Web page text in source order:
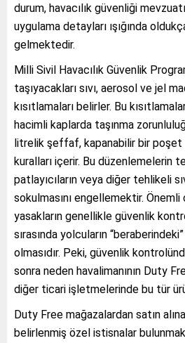
durum, havacılık güvenliği
uygulama detayları ışığında
gelmektedir.
Milli Sivil Havacılık Güvenlik
taşıyacakları sıvı, aerosol ve jel
kısıtlamaları belirler. Bu
hacimli kaplarda taşınma
litrelik şeffaf, kapanabilir bir poşet
kuralları içerir. Bu düzenlemelerin
patlayıcıların veya diğer tehlikeli
sokulmasını engellemektir.
yasakların genellikle güvenlik
sırasında yolcuların
olmasıdır. Peki, güvenlik
sonra neden havalimanının Duty
diğer ticari işletmelerinde bu tür
Duty Free mağazalardan satın
belirlenmiş özel istisnalar